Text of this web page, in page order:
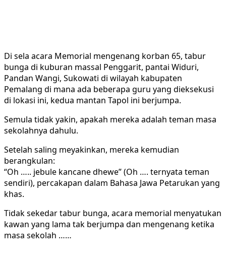
Di sela acara Memorial mengenang korban 65, tabur
bunga di kuburan massal Penggarit, pantai Widuri,
Pandan Wangi, Sukowati di wilayah kabupaten
Pemalang di mana ada beberapa guru yang dieksekusi
di lokasi ini, kedua mantan Tapol ini berjumpa.
Semula tidak yakin, apakah mereka adalah teman masa
sekolahnya dahulu.
Setelah saling meyakinkan, mereka kemudian
berangkulan:
“Oh ….. jebule kancane dhewe” (Oh …. ternyata teman
sendiri), percakapan dalam Bahasa Jawa Petarukan yang
khas.
Tidak sekedar tabur bunga, acara memorial menyatukan
kawan yang lama tak berjumpa dan mengenang ketika
masa sekolah ……